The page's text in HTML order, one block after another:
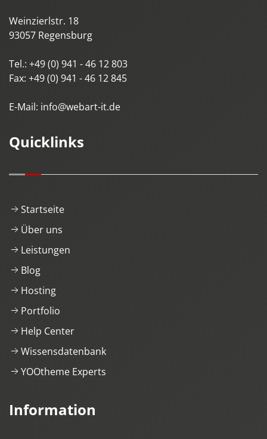
Weinzierlstr. 18
93057 Regensburg
Tel.: +49 (0) 941 - 46 12 803
Fax: +49 (0) 941 - 46 12 845
E-Mail: info@webart-it.de
Quicklinks
Startseite
Über uns
Leistungen
Blog
Hosting
Portfolio
Help Center
Wissensdatenbank
YOOtheme Experts
Information